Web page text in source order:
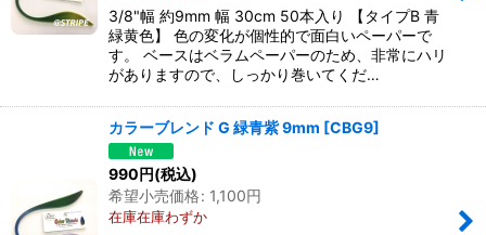
3/8"幅 約9mm 幅 30cm 50本入り 【タイプB 青
緑黄色】 色の変化が個性的で面白いペーパーで
す。 ベースはベラムペーパーのため、非常にハリ
がありますので、しっかり巻いてくだ…
カラーブレンド G 緑青紫 9mm [CBG9]
990 円(税込)
希望小売価格: 1,100円
在庫在庫わずか